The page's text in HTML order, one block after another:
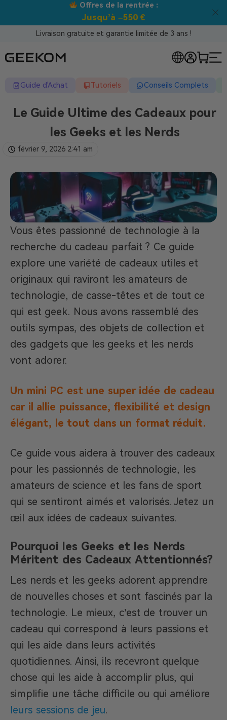
Meilleur prix garanti tous canaux !
Livraison gratuite et garantie limitée de 3 ans !
Guide d'Achat Tutoriels Conseils Complets
Le Guide Ultime des Cadeaux pour
les Geeks et les Nerds
février 9, 2026 2:41 am
Vous êtes passionné de technologie à la
recherche du cadeau parfait ? Ce guide
explore une variété de cadeaux utiles et
originaux qui raviront les amateurs de
technologie, de casse-têtes et de tout ce
qui est geek. Nous avons rassemblé des
outils sympas, des objets de collection et
des gadgets que les geeks et les nerds
vont adorer.
Un mini PC est une super idée de cadeau
car il allie puissance, flexibilité et design
élégant, le tout dans un format réduit.
Ce guide vous aidera à trouver des cadeaux
pour les passionnés de technologie, les
amateurs de science et les fans de sport
qui se sentiront aimés et valorisés. Jetez un
œil aux idées de cadeaux suivantes.
Pourquoi les Geeks et les Nerds
Méritent des Cadeaux Attentionnés?
Les nerds et les geeks adorent apprendre
de nouvelles choses et sont fascinés par la
technologie. Le mieux, c’est de trouver un
cadeau qui correspond à leurs passions et
qui les aide dans leurs activités
quotidiennes. Ainsi, ils recevront quelque
chose qui les aide à accomplir plus, qui
simplifie une tâche difficile ou qui améliore
leurs sessions de jeu.